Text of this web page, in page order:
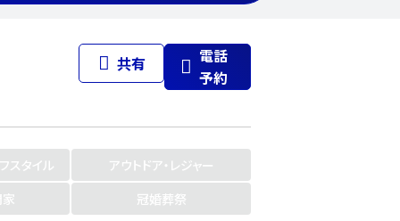
共有
電話
予約
スタイル
アウトドア・レジャー
冠婚葬祭